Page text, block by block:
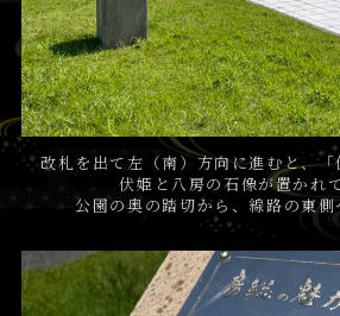
改札を出て左（南）方向に進むと、「
伏姫と八房の石像が置かれ
公園の奥の踏切から、線路の東側